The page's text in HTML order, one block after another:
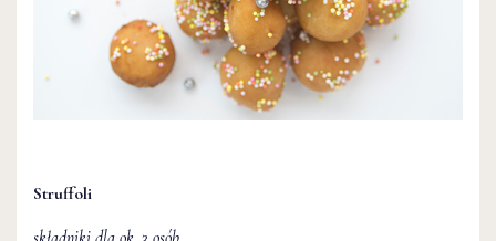
Struffoli